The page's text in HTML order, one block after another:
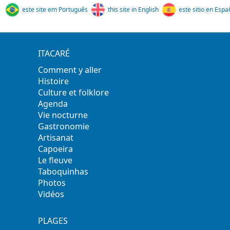
este site em Português this site in English este sitio en
ITACARÉ
Comment y aller
Histoire
Culture et folklore
Agenda
Vie nocturne
Gastronomie
Artisanat
Capoeira
Le fleuve
Taboquinhas
Photos
Vidéos
PLAGES